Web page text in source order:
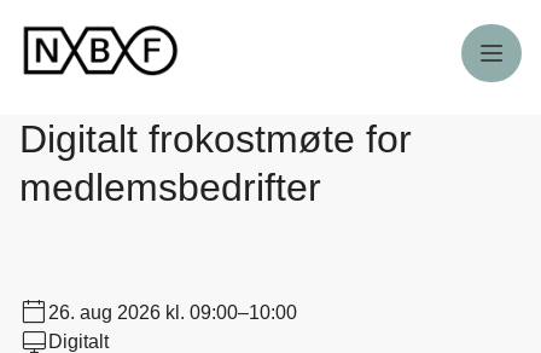
Meny
Digitalt frokostmøte for
medlemsbedrifter
26. aug 2026 kl. 09:00–10:00
Digitalt